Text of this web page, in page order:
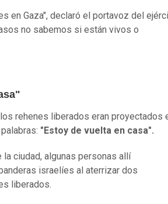
en Gaza", declaró el portavoz del
no sabemos si están vivos o
rehenes liberados eran proyectados
"Estoy de vuelta en casa".
ciudad, algunas personas allí
israelíes al aterrizar dos
liberados.